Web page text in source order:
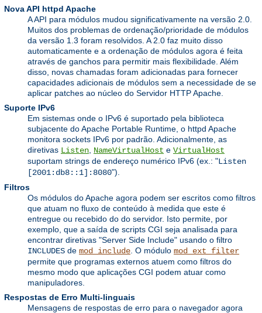
Nova API httpd Apache
A API para módulos mudou significativamente na versão 2.0.
Muitos dos problemas de ordenação/prioridade de módulos
da versão 1.3 foram resolvidos. A 2.0 faz muito disso
automaticamente e a ordenação de módulos agora é feita
através de ganchos para permitir mais flexibilidade. Além
disso, novas chamadas foram adicionadas para fornecer
capacidades adicionais de módulos sem a necessidade de se
aplicar patches ao núcleo do Servidor HTTP Apache.
Suporte IPv6
Em sistemas onde o IPv6 é suportado pela biblioteca
subjacente do Apache Portable Runtime, o httpd Apache
monitora sockets IPv6 por padrão. Adicionalmente, as
diretivas Listen NameVirtualHost e VirtualHost
suportam strings de endereço numérico IPv6 (ex.: "Listen
[2001:db8::1]:8080").
Filtros
Os módulos do Apache agora podem ser escritos como filtros
que atuam no fluxo de conteúdo à medida que este é
entregue ou recebido do do servidor. Isto permite, por
exemplo, que a saída de scripts CGI seja analisada para
encontrar diretivas "Server Side Include" usando o filtro
INCLUDES de mod_include . O módulo mod_ext_filter
permite que programas externos atuem como filtros do
mesmo modo que aplicações CGI podem atuar como
manipuladores.
Respostas de Erro Multi-linguais
Mensagens de respostas de erro para o navegador agora